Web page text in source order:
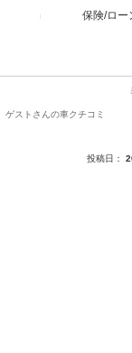
保険/ロー
ゲストさんの車クチコミ
投稿日：